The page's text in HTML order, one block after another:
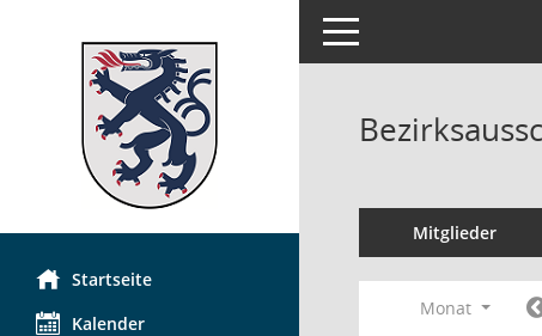
Startseite
Kalender
Toggle navigation
Mitglieder
Monat